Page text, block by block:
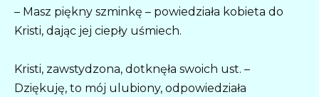
– Masz piękny szminkę – powiedziała kobieta do
Kristi, dając jej ciepły uśmiech.
Kristi, zawstydzona, dotknęła swoich ust. –
Dziękuję, to mój ulubiony, odpowiedziała